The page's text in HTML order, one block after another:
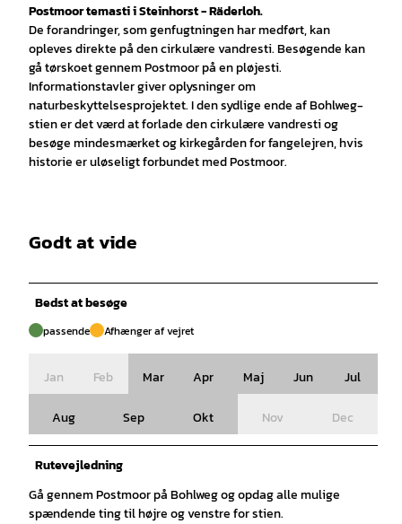
Postmoor temasti i Steinhorst - Räderloh.
De forandringer, som genfugtningen har medført, kan
opleves direkte på den cirkulære vandresti. Besøgende kan
gå tørskoet gennem Postmoor på en pløjesti.
Informationstavler giver oplysninger om
naturbeskyttelsesprojektet. I den sydlige ende af Bohlweg-
stien er det værd at forlade den cirkulære vandresti og
besøge mindesmærket og kirkegården for fangelejren, hvis
historie er uløseligt forbundet med Postmoor.
Godt at vide
Bedst at besøge
passende Afhænger af vejret
Jan Feb Mar Apr Maj Jun Jul
Aug Sep Okt Nov Dec
Rutevejledning
Gå gennem Postmoor på Bohlweg og opdag alle mulige
spændende ting til højre og venstre for stien.